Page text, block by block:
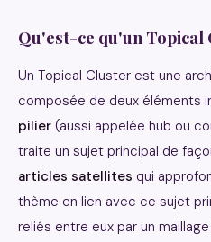
Qu'est-ce qu'un Topical
Un Topical Cluster est une
composée de deux éléments
pilier (aussi appelée hub ou
traite un sujet principal de
articles satellites qui
thème en lien avec ce sujet
reliés entre eux par un